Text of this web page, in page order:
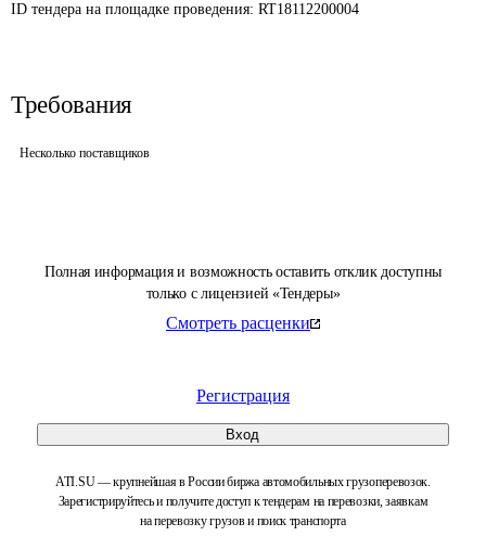
Полная информация и возможность оставить отклик доступны
только с лицензией «Тендеры»
Смотреть расценки
Регистрация
Вход
ATI.SU — крупнейшая в России биржа автомобильных грузоперевозок.
Зарегистрируйтесь и получите доступ к тендерам на перевозки, заявкам
на перевозку грузов и поиск транспорта
ID тендера на площадке проведения: RT18112200004
Требования
Несколько поставщиков